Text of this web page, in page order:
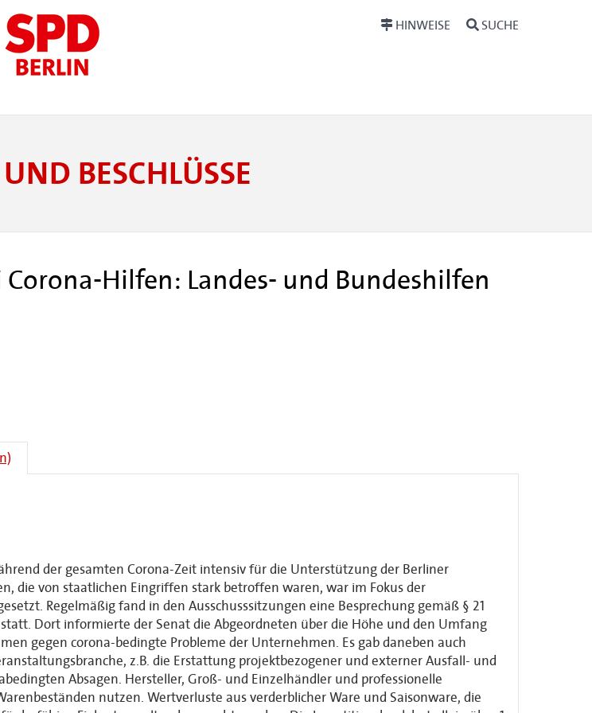
HINWEISE SUCHE
BESCHLÜSSE
Hilfen: Landes- und Bundeshilfen
der gesamten Corona-Zeit intensiv für die Unterstützung der Berliner
die von staatlichen Eingriffen stark betroffen waren, war im Fokus der
Regelmäßigfand in den Ausschusssitzungen eine Besprechung gemäß § 21
statt. Dort informierte der Senatdie Abgeordneten über die Höhe und den Umfang
gegen corona-bedingte Probleme der Unternehmen. Es gabdaneben auch
z.B. die Erstattung projektbezogener und externerAusfall- und
Absagen. Hersteller, Groß- und Einzelhändler und professionelle
nutzen. Wertverluste aus verderblicher Ware und Saisonware, die